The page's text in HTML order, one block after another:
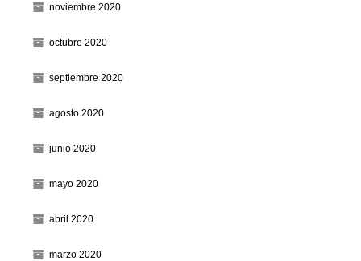
noviembre 2020
octubre 2020
septiembre 2020
agosto 2020
junio 2020
mayo 2020
abril 2020
marzo 2020